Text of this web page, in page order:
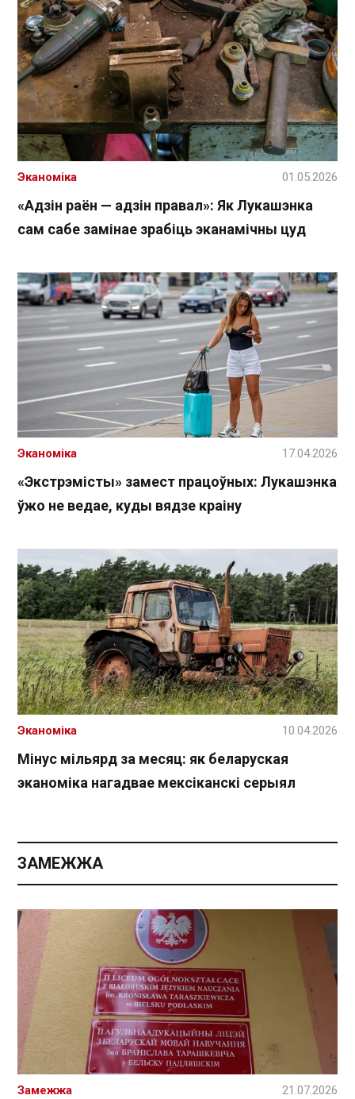
«Адзін раён — адзін правал»: Як Лукашэнка
сам сабе замінае зрабіць эканамічны цуд
Эканоміка 01.05.2026
«Экстрэмісты» замест працоўных: Лукашэнка
ўжо не ведае, куды вядзе краіну
Эканоміка 17.04.2026
Мінус мільярд за месяц: як беларуская
эканоміка нагадвае мексіканскі серыял
Эканоміка 10.04.2026
ЗАМЕЖЖА
Замежжа 21.07.2026